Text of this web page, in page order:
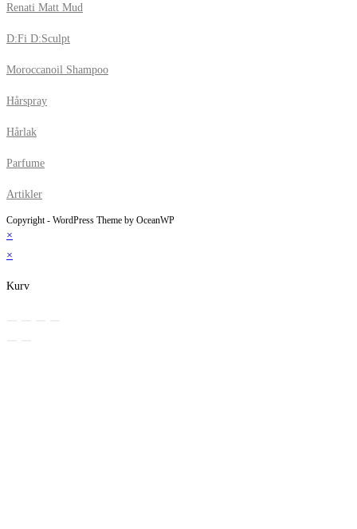
Renati Matt Mud
D:Fi D:Sculpt
Moroccanoil Shampoo
Hårspray
Hårlak
Parfume
Artikler
Copyright - WordPress Theme by OceanWP
×
×
Kurv